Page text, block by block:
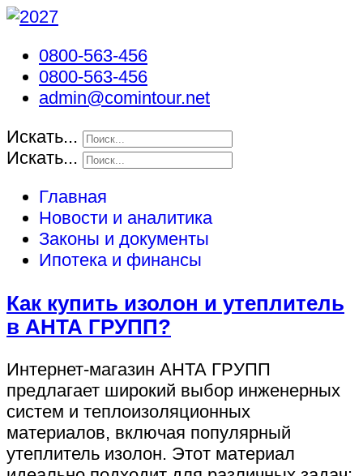
0800-563-456
0800-563-456
admin@comintour.net
Искать...
Искать...
Главная
Новости и аналитика
Законы и документы
Ипотека и финансы
Как купить изолон и утеплитель
в АНТА ГРУПП?
Интернет-магазин АНТА ГРУПП
предлагает широкий выбор инженерных
систем и теплоизоляционных
материалов, включая популярный
утеплитель изолон. Этот материал